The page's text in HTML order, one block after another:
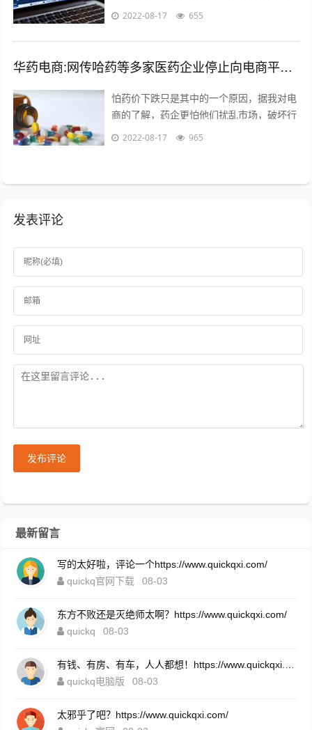
是以后，电商的收益应该越来好，越有一定
2022-08-17 655
华药电商:网传哈药等多家医药企业停止向电商平台供货，如属实，是怕药价下跌吗？您怎么看？
怕药价下跌只是其中的一个原因，据我对电
商的了解，药企更怕他们扰乱市场，破坏行
业秩序。另外一个是，药品电商导致很多处
2022-08-17 965
发表评论
发布评论
最新留言
写的太好啦，评论一个https://www.quickqxi.com/
quickq官网下载
08-03
东方不败还是灭绝师太啊？https://www.quickqxi.com/
quickq
08-03
quickq电脑版
08-03
太邪乎了吧？https://www.quickqxi.com/